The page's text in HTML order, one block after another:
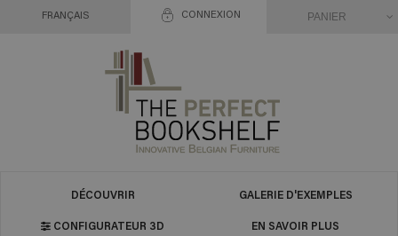
CONNEXION
FRANÇAIS PANIER
DÉCOUVRIR GALERIE D'EXEMPLES
CONFIGURATEUR 3D EN SAVOIR PLUS